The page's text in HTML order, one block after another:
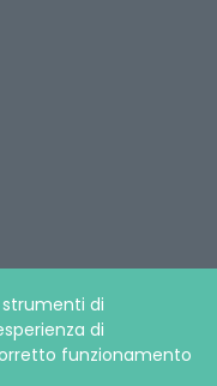
di
di
funzionamento
e accessori
Care